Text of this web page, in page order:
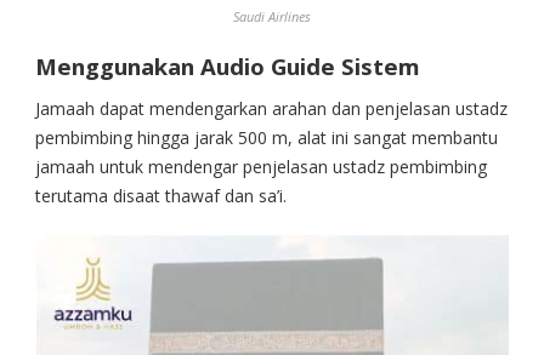
Saudi Airlines
Menggunakan Audio Guide Sistem
Jamaah dapat mendengarkan arahan dan penjelasan ustadz
pembimbing hingga jarak 500 m, alat ini sangat membantu
jamaah untuk mendengar penjelasan ustadz pembimbing
terutama disaat thawaf dan sa’i.